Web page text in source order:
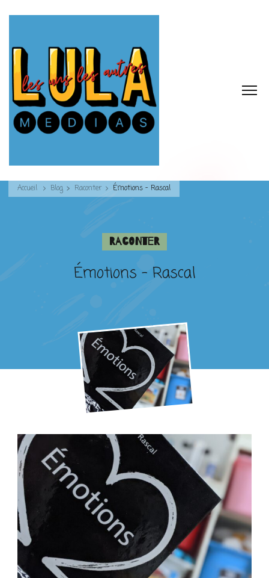
Accueil Blog Raconter Émotions – Rascal
Raconter
Émotions – Rascal